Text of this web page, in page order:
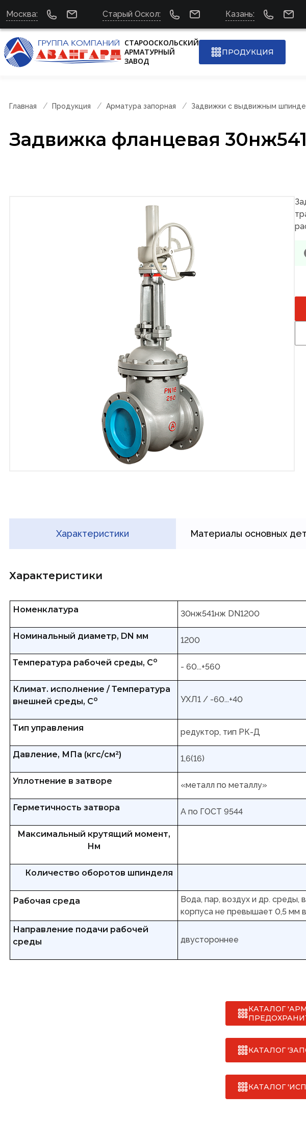
Москва: Старый Оскол: Казань:
СТАРООСКОЛЬСКИЙ
АРМАТУРНЫЙ
ЗАВОД
ПРОДУКЦИЯ
Главная Продукция Арматура запорная Задвижки с выдвижным
Задвижка фланцевая
Характеристики Материалы основных
Характеристики
Номенклатура 30нж541нж DN1200
Номинальный диаметр, DN мм 1200
Температура рабочей среды, Со
- 60...+560
Климат. исполнение / Температура
внешней среды, Со УХЛ1 / -60...+40
Тип управления редуктор, тип РК-Д
Давление, МПа (кгс/см²) 1,6(16)
Уплотнение в затворе «металл по металлу»
Герметичность затвора А по ГОСТ 9544
Максимальный крутящий момент,
Нм
Количество оборотов шпинделя
Рабочая среда
Вода, пар, воздух и др. среды,
корпуса не превышает 0,5 мм
Направление подачи рабочей
среды
двустороннее
КАТАЛОГ
КАТАЛОГ
КАТАЛОГ